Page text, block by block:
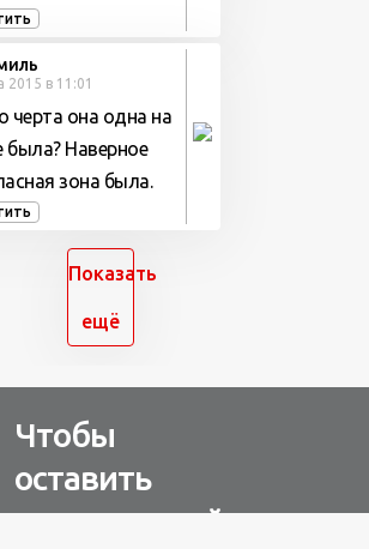
2015 в 11:01
черта она одна на
была? Наверное
зона была.
Показать
ещё
Чтобы
оставить
комментарий